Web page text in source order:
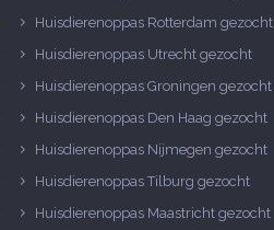
Huisdierenoppas Rotterdam gezocht
Huisdierenoppas Utrecht gezocht
Huisdierenoppas Groningen gezocht
Huisdierenoppas Den Haag gezocht
Huisdierenoppas Nijmegen gezocht
Huisdierenoppas Tilburg gezocht
Huisdierenoppas Maastricht gezocht